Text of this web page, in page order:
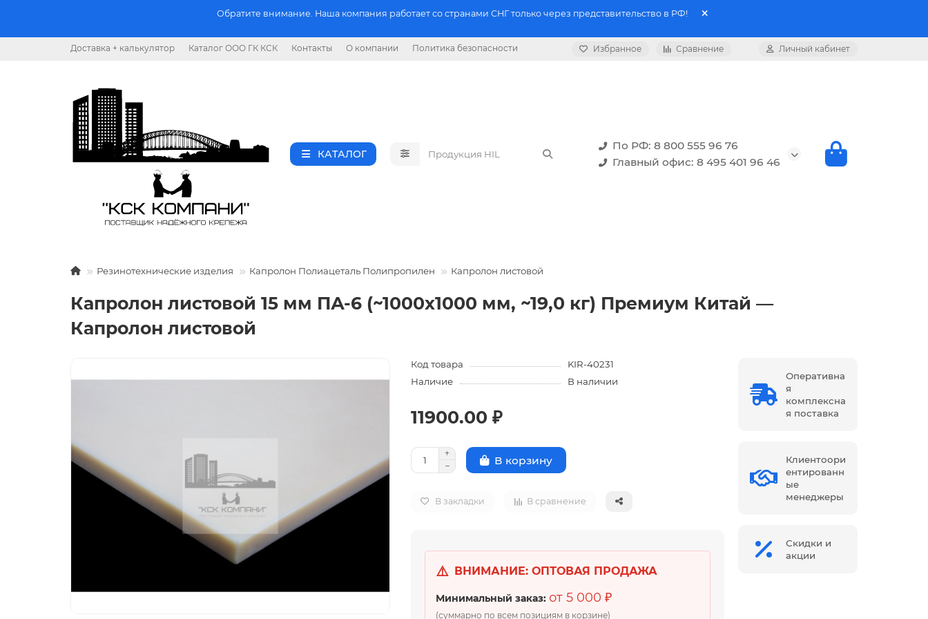
Обратите внимание. Наша компания работает со странами СНГ только через представительство в РФ!
Доставка + калькулятор Каталог ООО ГК КСК Контакты О компании Политика безопасности Избранное Сравнение Личный кабинет
КАТАЛОГ
По РФ: 8 800 555 96 76
Главный офис: 8 495 401 96 46
Резинотехнические изделия Капролон Полиацеталь Полипропилен Капролон листовой
Капролон листовой 15 мм ПА-6 (~1000х1000 мм, ~19,0 кг) Премиум Китай —
Капролон листовой
Код товара
KIR-40231
Наличие
В наличии
11900.00 ₽
В корзину
В закладки В сравнение
⚠️ ВНИМАНИЕ: ОПТОВАЯ ПРОДАЖА
Минимальный заказ: от 5 000 ₽
(суммарно по всем позициям в корзине)
Оперативна
я
комплексна
я поставка
Клиентоори
ентированн
ые
менеджеры
Скидки и
акции